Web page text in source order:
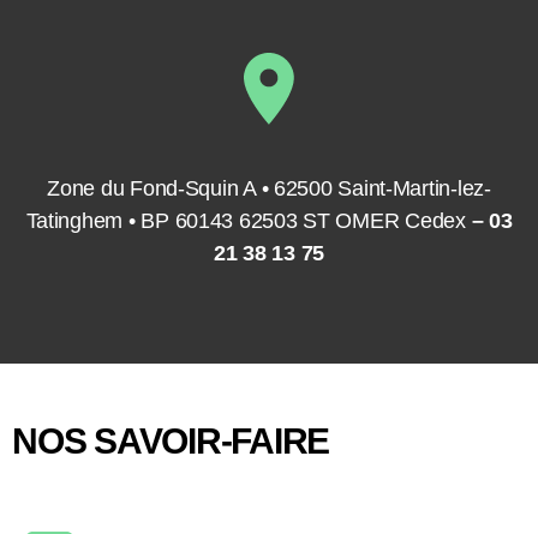
Zone du Fond-Squin A • 62500 Saint-Martin-lez-
Tatinghem • BP 60143 62503 ST OMER Cedex – 03
21 38 13 75
NOS SAVOIR-FAIRE